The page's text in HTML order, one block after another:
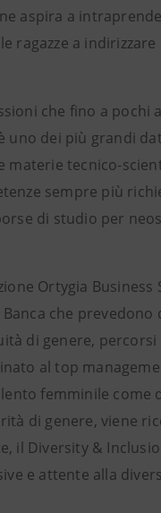
aspira a
ragazze a
che fino a pochi
uno dei più grandi
tecnico-
sempre più
di studio per
Ortygia Business
Banca che
di genere,
al top
femminile come
di genere, viene
il Diversity &
e attente alla